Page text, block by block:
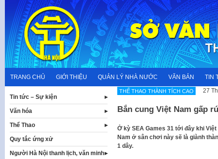
content
TRANG CHỦ GIỚI THIỆU QUẢN LÝ NHÀ NƯỚC VĂN BẢN TIN
THẾ THAO THÀNH TÍCH CAO 27
Bắn cung Việt Nam gấp
Ở kỳ SEA Games 31 tới đây khi
Nam ở sân chơi này sẽ là giành
1 dây.
Tin tức – Sự kiện
Văn hóa
Thể Thao
Quy tắc ứng xử
Người Hà Nội thanh lịch, văn minh